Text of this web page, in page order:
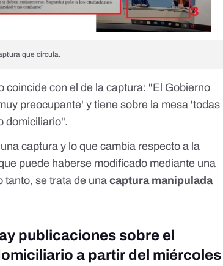
que circula.
coincide con el de la captura: "El Gobierno
preocupante' y tiene sobre la mesa 'todas
domiciliario".
captura y lo que cambia respecto a la
puede haberse modificado mediante una
tanto, se trata de unacaptura manipulada
publicaciones sobre el
a partir del miércoles